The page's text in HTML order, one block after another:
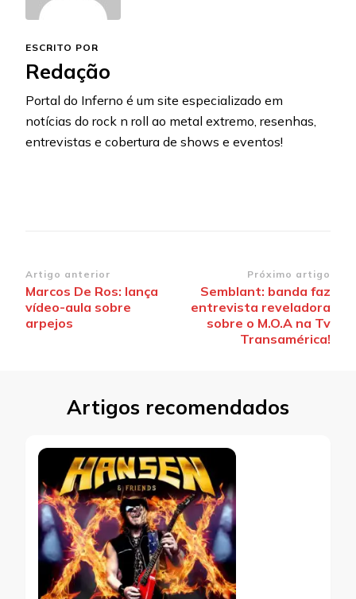
ESCRITO POR
Redação
Portal do Inferno é um site especializado em
notícias do rock n roll ao metal extremo, resenhas,
entrevistas e cobertura de shows e eventos!
Navegação
de
post
Artigo anterior
Marcos De Ros: lança
vídeo-aula sobre
arpejos
Próximo artigo
Semblant: banda faz
entrevista reveladora
sobre o M.O.A na Tv
Transamérica!
Artigos recomendados